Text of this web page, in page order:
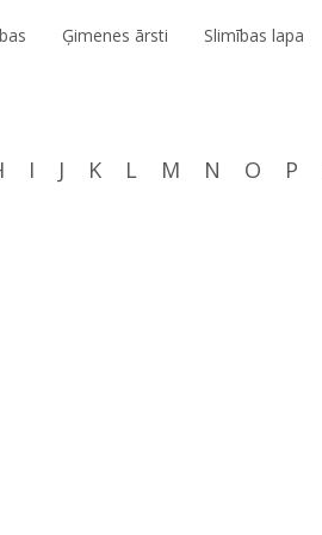
Ģimenes ārsti Slimības lapa
I J K L M N O P